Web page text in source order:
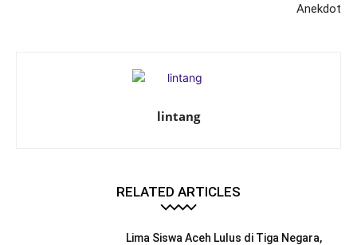
Anekdot
lintang
RELATED ARTICLES
Lima Siswa Aceh Lulus di Tiga Negara,